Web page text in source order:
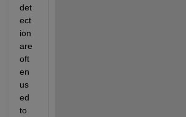
det
ect
ion
are
oft
en
us
ed
to